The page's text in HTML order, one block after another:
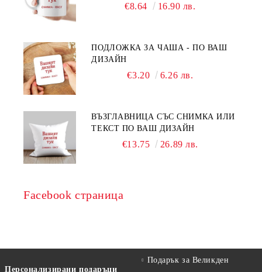
€8.64 16.90 лв.
ПОДЛОЖКА ЗА ЧАША - ПО ВАШ
ДИЗАЙН
€3.20 6.26 лв.
ВЪЗГЛАВНИЦА СЪС СНИМКА ИЛИ
ТЕКСТ ПО ВАШ ДИЗАЙН
€13.75 26.89 лв.
Facebook страница
Персонализирани подаръци
Подарък за Великден